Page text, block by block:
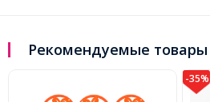
Рекомендуемые товары
-35%